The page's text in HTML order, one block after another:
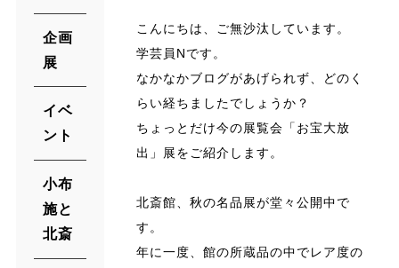
こんにちは、ご無沙汰しています。
学芸員Nです。
なかなかブログがあげられず、どのく
らい経ちましたでしょうか？
ちょっとだけ今の展覧会「お宝大放
出」展をご紹介します。
北斎館、秋の名品展が堂々公開中で
す。
年に一度、館の所蔵品の中でレア度の
企画
展
イベ
ント
小布
施と
北斎